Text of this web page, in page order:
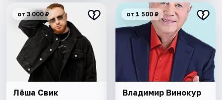
от 3 000 ₽
Лёша Свик
от 1 500 ₽
Владимир Винокур